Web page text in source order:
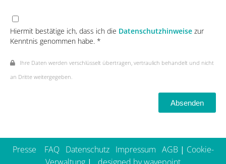
Presse FAQ Datenschutz Impressum AGB| Cookie-
Hiermit bestätige ich, dass ich die Datenschutzhinweise zur
Kenntnis genommen habe. *
Ihre Daten werden verschlüsselt übertragen, vertraulich behandelt und nicht
an Dritte weitergegeben.
Absenden